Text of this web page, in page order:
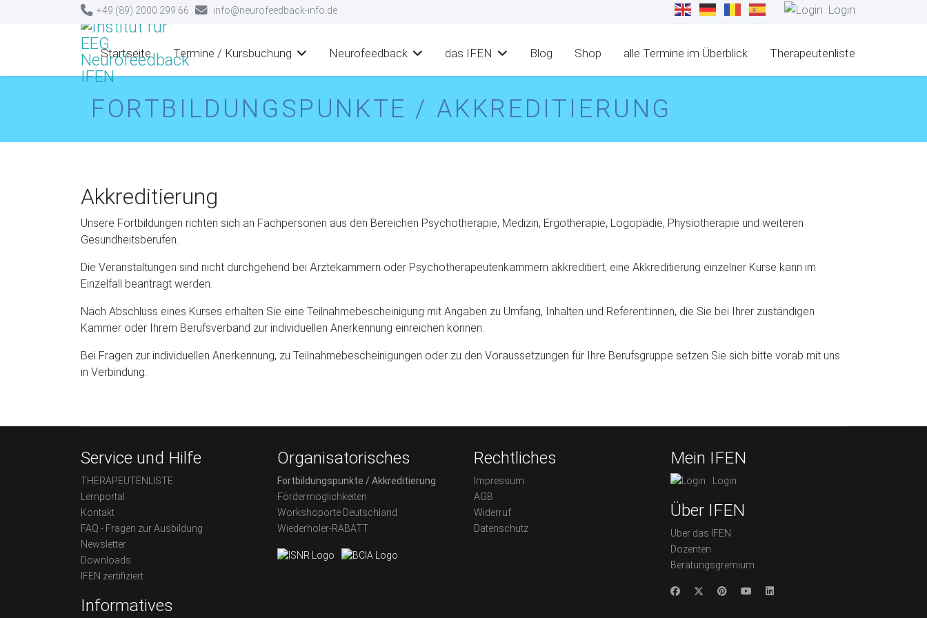
+49 (89) 2000 299 66 info@neurofeedback-info.de Login
Startseite Termine / Kursbuchung Neurofeedback das IFEN Blog Shop alle Termine im Überblick Therapeutenliste
FORTBILDUNGSPUNKTE / AKKREDITIERUNG
Akkreditierung
Unsere Fortbildungen richten sich an Fachpersonen aus den Bereichen Psychotherapie, Medizin, Ergotherapie, Logopädie, Physiotherapie und weiteren
Gesundheitsberufen.
Die Veranstaltungen sind nicht durchgehend bei Ärztekammern oder Psychotherapeutenkammern akkreditiert; eine Akkreditierung einzelner Kurse kann im
Einzelfall beantragt werden.
Nach Abschluss eines Kurses erhalten Sie eine Teilnahmebescheinigung mit Angaben zu Umfang, Inhalten und Referent:innen, die Sie bei Ihrer zuständigen
Kammer oder Ihrem Berufsverband zur individuellen Anerkennung einreichen können.
Bei Fragen zur individuellen Anerkennung, zu Teilnahmebescheinigungen oder zu den Voraussetzungen für Ihre Berufsgruppe setzen Sie sich bitte vorab mit uns
in Verbindung.
Service und Hilfe
THERAPEUTENLISTE
Lernportal
Kontakt
FAQ - Fragen zur Ausbildung
Newsletter
Downloads
IFEN zertifiziert
Informatives
Organisatorisches
Fortbildungspunkte / Akkreditierung
Fördermöglichkeiten
Workshoporte Deutschland
Wiederholer-RABATT
Rechtliches
Impressum
AGB
Widerruf
Datenschutz
Mein IFEN
Login
Über IFEN
Über das IFEN
Dozenten
Beratungsgremium